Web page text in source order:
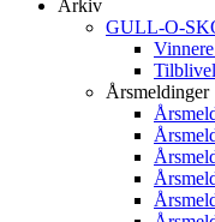
Arkiv
GULL-O-
Årsmeldinger